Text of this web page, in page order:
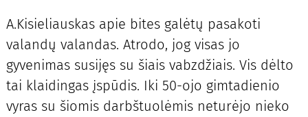
A.Kisieliauskas apie bites galėtų pasakoti
valandų valandas. Atrodo, jog visas jo
gyvenimas susijęs su šiais vabzdžiais. Vis dėlto
tai klaidingas įspūdis. Iki 50-ojo gimtadienio
vyras su šiomis darbštuolėmis neturėjo nieko